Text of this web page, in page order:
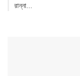
রান্না...